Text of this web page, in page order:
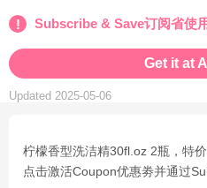
Subscribe & Save订阅省使
Get it at
Updated 2025-05-06
柠檬香型洗洁精30fl.oz 2瓶，特
点击激活Coupon优惠劵并通过